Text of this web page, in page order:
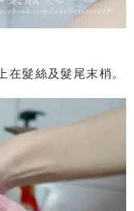
在髮絲及髮尾末梢。